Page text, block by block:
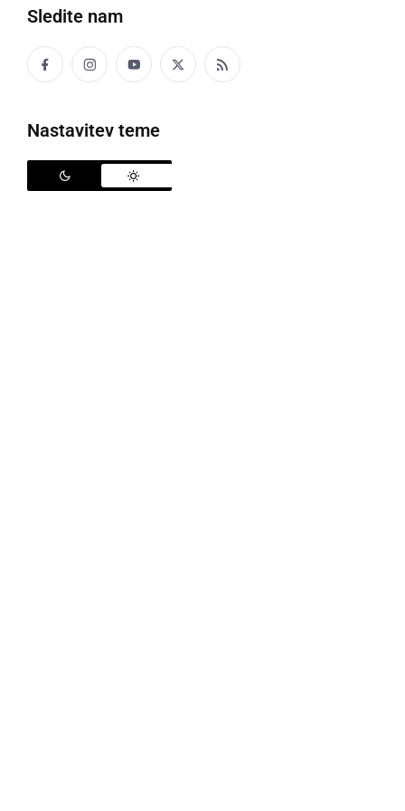
Sledite nam
Nastavitev teme
Družabno
Črna kronika
Kultura
Šport